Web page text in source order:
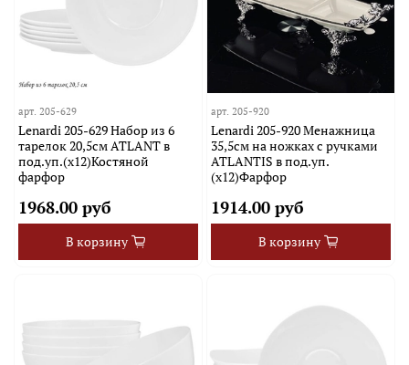
арт. 205-629
Lenardi 205-629 Набор из 6
тарелок 20,5см ATLANT в
под.уп.(х12)Костяной
фарфор
1968.00 руб
В корзину
арт. 205-920
Lenardi 205-920 Менажница
35,5см на ножках с ручками
ATLANTIS в под.уп.
(х12)Фарфор
1914.00 руб
В корзину